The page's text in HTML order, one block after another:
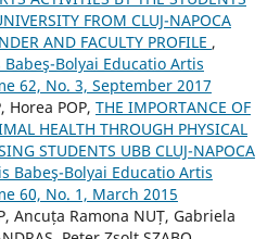
FROM CLUJ-NAPOCA
AND FACULTY PROFILE ,
Bolyai Educatio Artis
62, No. 3, September 2017
Horea POP, THE IMPORTANCE OF
HEALTH THROUGH PHYSICAL
STUDENTS UBB CLUJ-NAPOCA
Babeş-Bolyai Educatio Artis
60, No. 1, March 2015
Ancuța Ramona NUȚ, Gabriela